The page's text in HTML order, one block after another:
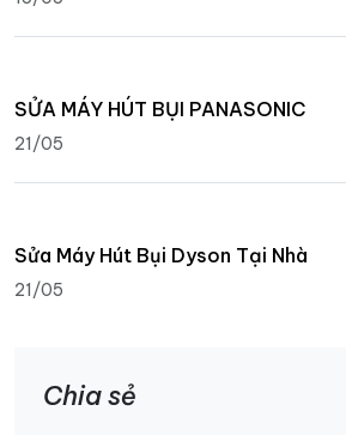
SỬA MÁY HÚT BỤI PANASONIC
21/05
Sửa Máy Hút Bụi Dyson Tại Nhà
21/05
Chia sẻ